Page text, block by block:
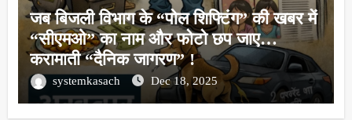
जब बिजली विभाग के “पोल शिफ्टिंग” की खबर में
“सीएमओ” का नाम और फोटो छप जाए…
करामाती “दैनिक जागरण” !
systemkasach Dec 18, 2025